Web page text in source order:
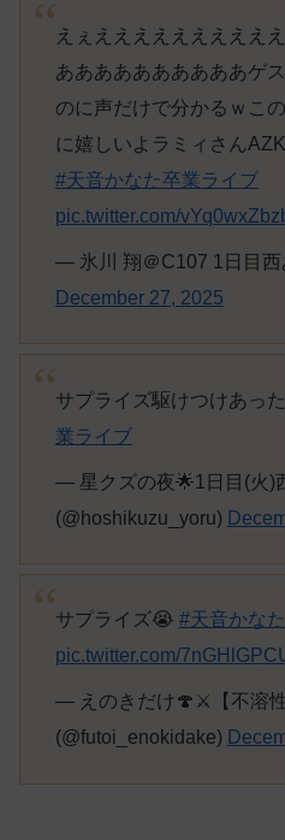
えぇえええええええええ
ああああああああああゲ
のに声だけで分かるｗこ
に嬉しいよラミィさん
#天音かなた卒業ライブ
pic.twitter.com/
— 氷川 翔＠C107 1日目西
December 27, 2025
サプライズ駆けつけあっ
業ライブ
— 星クズの夜🌟1日目(火)
(@hoshikuzu_yoru)
サプライズ😭 #天音かな
pic.twitter.com/
— えのきだけ🍄⚔️【不溶性
(@futoi_enokidake)